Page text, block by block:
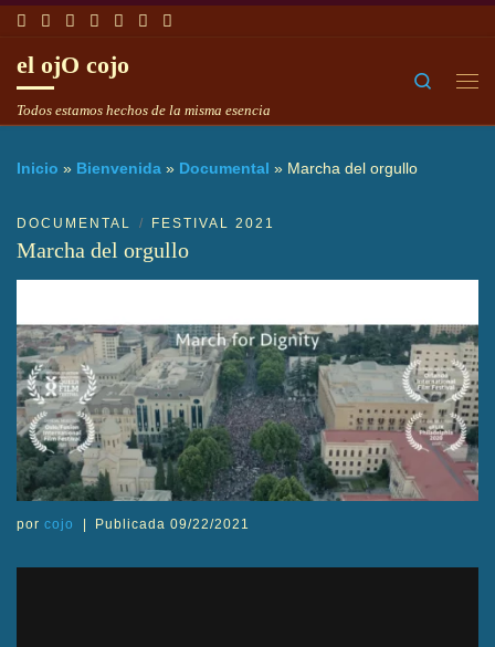
Saltar al contenido
el ojO cojo
Todos estamos hechos de la misma esencia
Search
Inicio » Bienvenida » Documental » Marcha del orgullo
DOCUMENTAL FESTIVAL 2021
Marcha del orgullo
por cojo Publicada09/22/2021